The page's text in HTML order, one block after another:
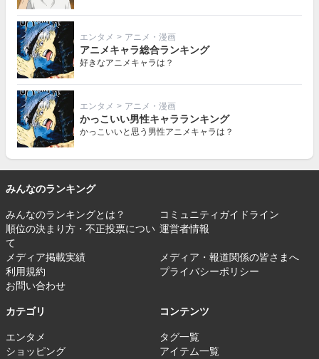
エンタメ > アニメ・漫画
アニメキャラ総合ランキング
好きなアニメキャラは？
エンタメ > アニメ・漫画
かっこいい男性キャラランキング
かっこいいと思う男性アニメキャラは？
みんなのランキング
みんなのランキングとは？
コミュニティガイドライン
順位の決まり方・不正投票につい
て
運営者情報
メディア掲載実績
メディア・報道関係の皆さまへ
利用規約
プライバシーポリシー
お問い合わせ
カテゴリ
エンタメ
ショッピング
コンテンツ
タグ一覧
アイテム一覧